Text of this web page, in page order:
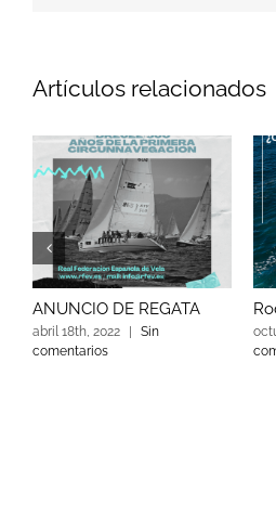
Artículos relacionados
ANUNCIO DE REGATA
abril 18th, 2022
Sin
comentarios